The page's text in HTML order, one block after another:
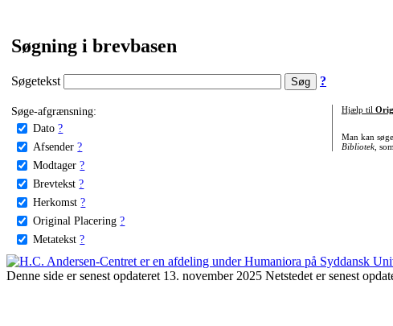
Søgning i brevbasen
Søgetekst ?
Søge-afgrænsning:
Dato ?
Afsender ?
Modtager ?
Brevtekst ?
Herkomst ?
Original Placering ?
Metatekst ?
Hjælp til
Man kan
Bibliotek,
Denne side er senest opdateret 13. november 2025 Netstedet er senest